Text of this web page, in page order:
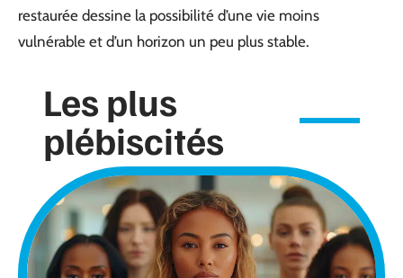
restaurée dessine la possibilité d’une vie moins
vulnérable et d’un horizon un peu plus stable.
Les plus
plébiscités